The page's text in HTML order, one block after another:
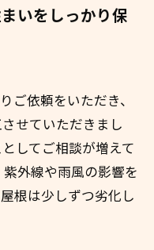
いをしっかり保
ご依頼をいただき、
せていただきまし
してご相談が増えて
紫外線や雨風の影響を
根は少しずつ劣化し